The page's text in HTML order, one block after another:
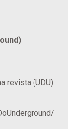
revista (UDU)